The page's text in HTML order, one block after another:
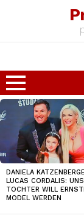
Menu
TOP
NEWS
DANIELA
LUCAS CORDALIS:
TOCHTER WILL
MODEL WERDEN